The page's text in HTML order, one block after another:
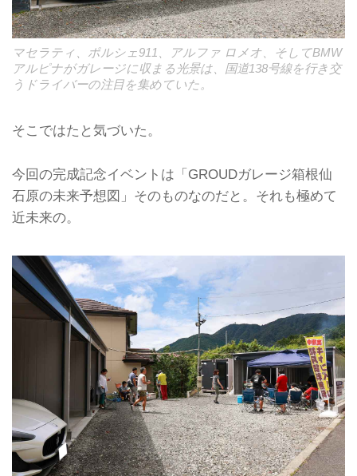
マセラティ、ポルシェ911、アルファ ロメオ、そしてBMW
アルピナがガレージに収まる光景は、国道138号線を行き交
うドライバーの注目を集めていた。
そこではたと気づいた。
今回の完成記念イベントは「GROUDガレージ箱根仙
石原の未来予想図」そのものなのだと。それも極めて
近未来の。